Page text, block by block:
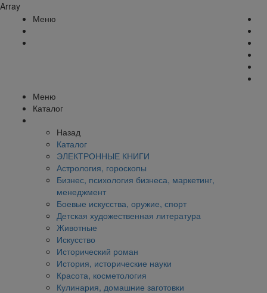
Array
Меню
Меню
Каталог
Назад
Каталог
ЭЛЕКТРОННЫЕ КНИГИ
Астрология, гороскопы
Бизнес, психология бизнеса, маркетинг,
менеджмент
Боевые искусства, оружие, спорт
Детская художественная литература
Животные
Искусство
Исторический роман
История, исторические науки
Красота, косметология
Кулинария, домашние заготовки